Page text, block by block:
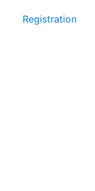
Registration